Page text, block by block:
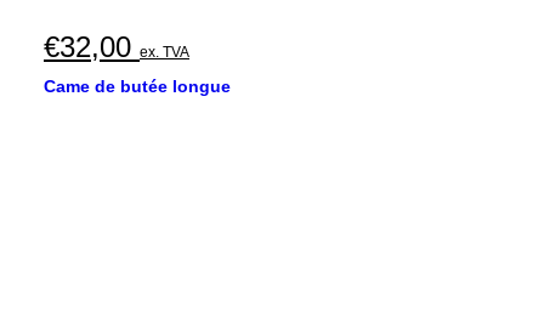
€32,00 ex. TVA
Came de butée longue